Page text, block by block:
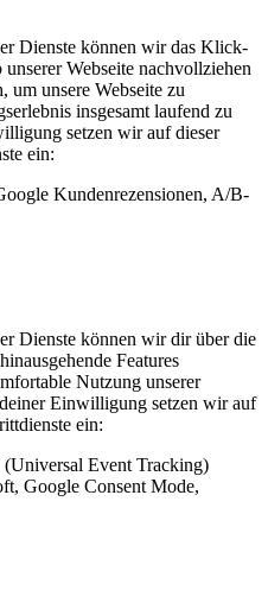
Dienste können wir das Klick-
Webseite nachvollziehen
um unsere Webseite zu
insgesamt laufend zu
setzen wir auf dieser
ein:
Kundenrezensionen, A/B-
Dienste können wir dir über die
Features
Nutzung unserer
Einwilligung setzen wir auf
ein:
Event Tracking)
Google Consent Mode,